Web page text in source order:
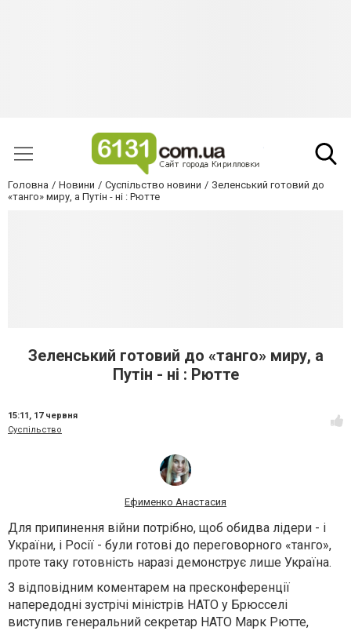
Головна Новини Суспільство новини
Зеленський готовий до
«танго» миру, а Путін - ні : Рютте
Зеленський готовий до «танго» миру, а
Путін - ні : Рютте
15:11, 17 червня
Суспільство
Ефименко Анастасия
Для припинення війни потрібно, щоб обидва лідери - і
України, і Росії - були готові до переговорного «танго»,
проте таку готовність наразі демонструє лише Україна.
З відповідним коментарем на пресконференції
напередодні зустрічі міністрів НАТО у Брюсселі
виступив генеральний секретар НАТО Марк Рютте,